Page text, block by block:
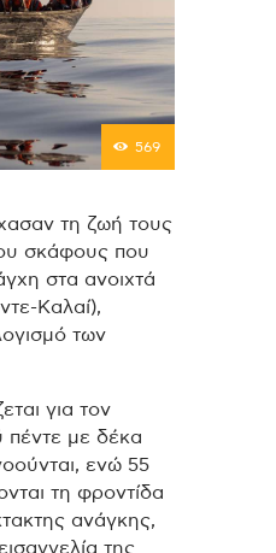
569
τη ζωή τους
σκάφους που
στα ανοιχτά
Καλαί),
των
για τον
πέντε με δέκα
ενώ 55
τη φροντίδα
ανάγκης,
της